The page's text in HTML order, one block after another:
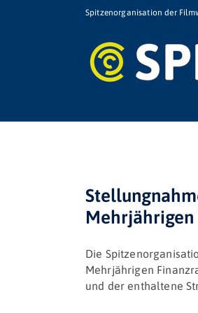
Spitzenorganisation der
Mehrjährigen
Die
Mehrjährigen
und der enthaltene